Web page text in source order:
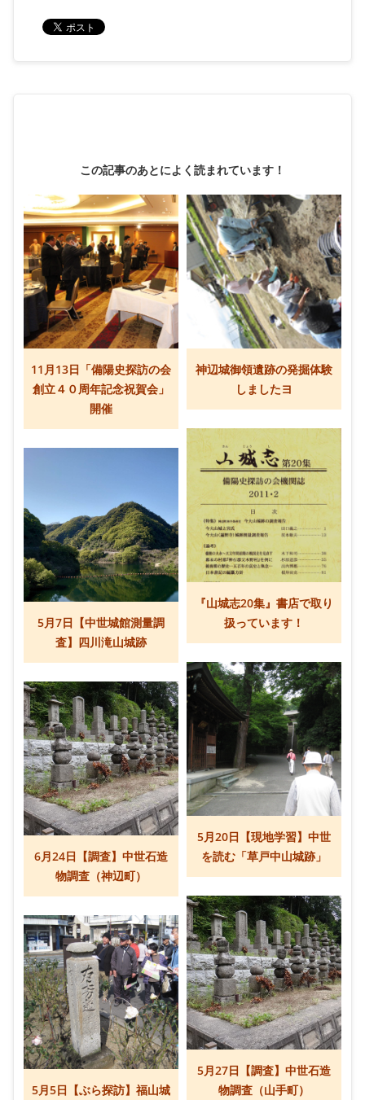
この記事のあとによく読まれています！
11月13日「備陽史探訪の会
創立４０周年記念祝賀会」
開催
神辺城御領遺跡の発掘体験
しましたヨ
『山城志20集』書店で取り
扱っています！
5月7日【中世城館測量調
査】四川滝山城跡
5月20日【現地学習】中世
を読む「草戸中山城跡」
6月24日【調査】中世石造
物調査（神辺町）
5月27日【調査】中世石造
物調査（山手町）
5月5日【ぶら探訪】福山城